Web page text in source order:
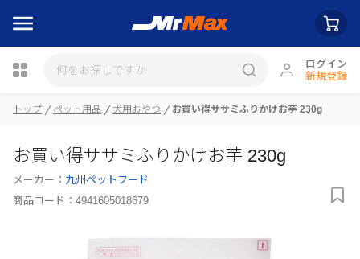
ログイン
新規登録
瓶詰
トップ ペット用品 犬用おやつ お買い得ササミふりかけお芋 230g
お買い得ササミふりかけお芋 230g
メーカー： 九州ペットフード
商品コード： 4941605018679